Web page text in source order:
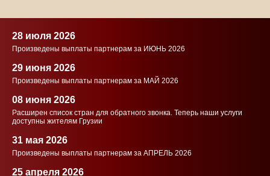
28 июля 2026
Произведены выплаты партнерам за ИЮНЬ 2026
29 июня 2026
Произведены выплаты партнерам за МАЙ 2026
08 июня 2026
Расширен список стран для обратного звонка. Теперь наши услуги
доступны жителям Грузии
31 мая 2026
Произведены выплаты партнерам за АПРЕЛЬ 2026
25 апреля 2026